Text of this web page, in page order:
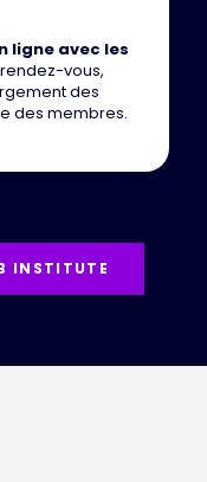
ligne avec les
vous,
des
des membres.
INSTITUTE